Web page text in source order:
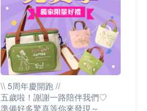
\\ 5周年慶開跑 //
五歲啦！謝謝一路陪伴我們♡
準備好多驚喜等你來發現～